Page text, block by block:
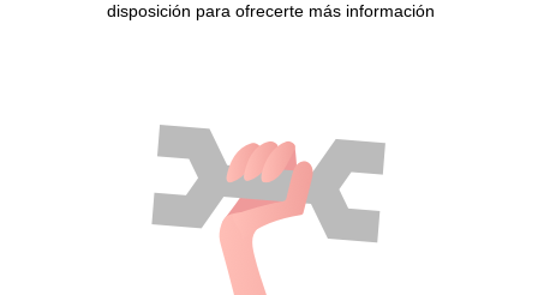
disposición para ofrecerte más información